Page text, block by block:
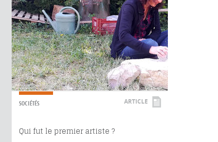
SOCIÉTÉS ARTICLE
Qui fut le premier artiste ?